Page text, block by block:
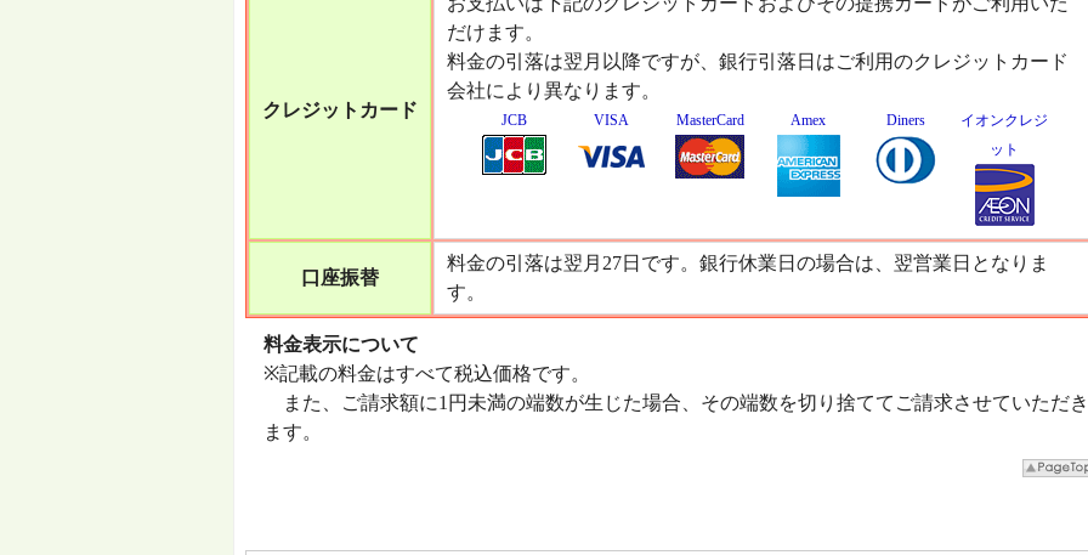
クレジットカード
だけます。
料金の引落は翌月以降ですが、銀行引落日はご利用のクレジットカード
会社により異なります。
JCB VISA MasterCard Amex Diners
イオンクレジ
ット
口座振替
料金の引落は翌月27日です。銀行休業日の場合は、翌営業日となりま
す。
料金表示について
※記載の料金はすべて税込価格です。
また、ご請求額に1円未満の端数が生じた場合、その端数を切り捨ててご請求させていただき
ます。